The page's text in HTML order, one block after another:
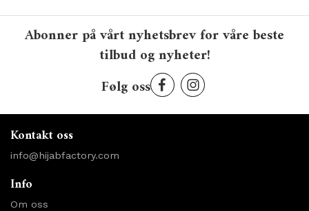
Abonner på vårt nyhetsbrev for våre beste
tilbud og nyheter!
Følg oss
Kontakt oss
info@hijabfactory.com
Info
Om oss